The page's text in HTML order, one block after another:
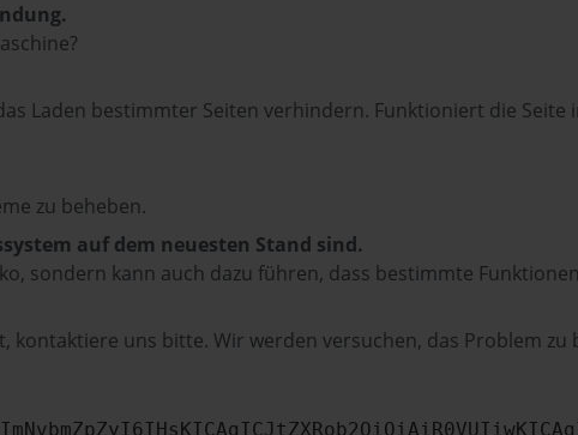
Laden bestimmter Seiten verhindern. Funktioniert die
zu beheben.
auf dem neuesten Stand sind.
sondern kann auch dazu führen, dass bestimmte
uns bitte. Wir werden versuchen, das Problem zu